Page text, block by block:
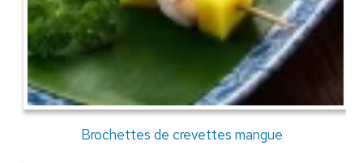
Brochettes de crevettes mangue